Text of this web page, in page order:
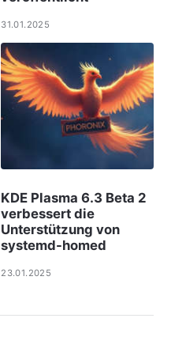
31.01.2025
KDE Plasma 6.3 Beta 2
verbessert die
Unterstützung von
systemd-homed
23.01.2025